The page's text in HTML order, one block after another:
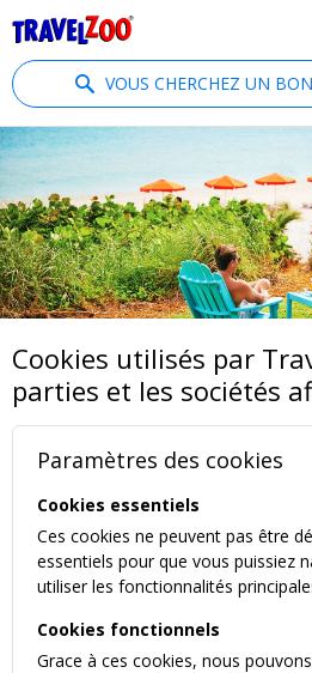
VOUS CHERCHEZ UN
Cookies utilisés par
parties et les sociétés
Paramètres des cookies
Cookies essentiels
Ces cookies ne peuvent pas être
essentiels pour que vous puissiez
utiliser les fonctionnalités
Cookies fonctionnels
Grace à ces cookies, nous